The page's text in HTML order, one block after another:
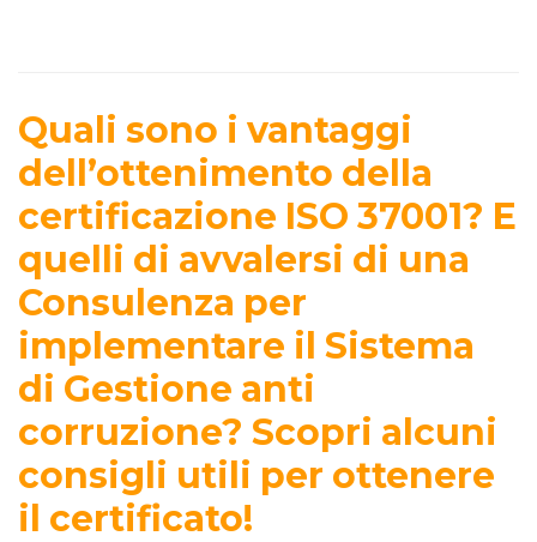
Quali sono i vantaggi
dell’ottenimento della
certificazione ISO 37001? E
quelli di avvalersi di una
Consulenza per
implementare il Sistema
di Gestione anti
corruzione? Scopri alcuni
consigli utili per ottenere
il certificato!